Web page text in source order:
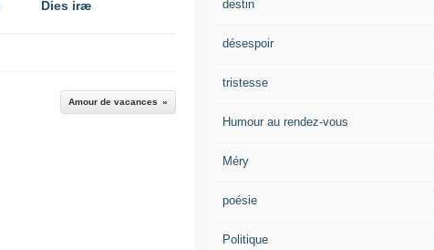
Dies iræ
Amour de vacances
destin
désespoir
tristesse
Humour au rendez-vous
Méry
poésie
Politique